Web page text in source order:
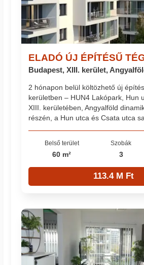
ELADÓ ÚJ ÉPÍTÉSŰ
Budapest, XIII. kerület,
2 hónapon belül költözhető új
kerületben – HUN4 Lakópark, Hun
XIII. kerületében, Angyalföld
részén, a Hun utca és Csata utca
Belső terület
60 m²
Szobák
3
113.4 M Ft